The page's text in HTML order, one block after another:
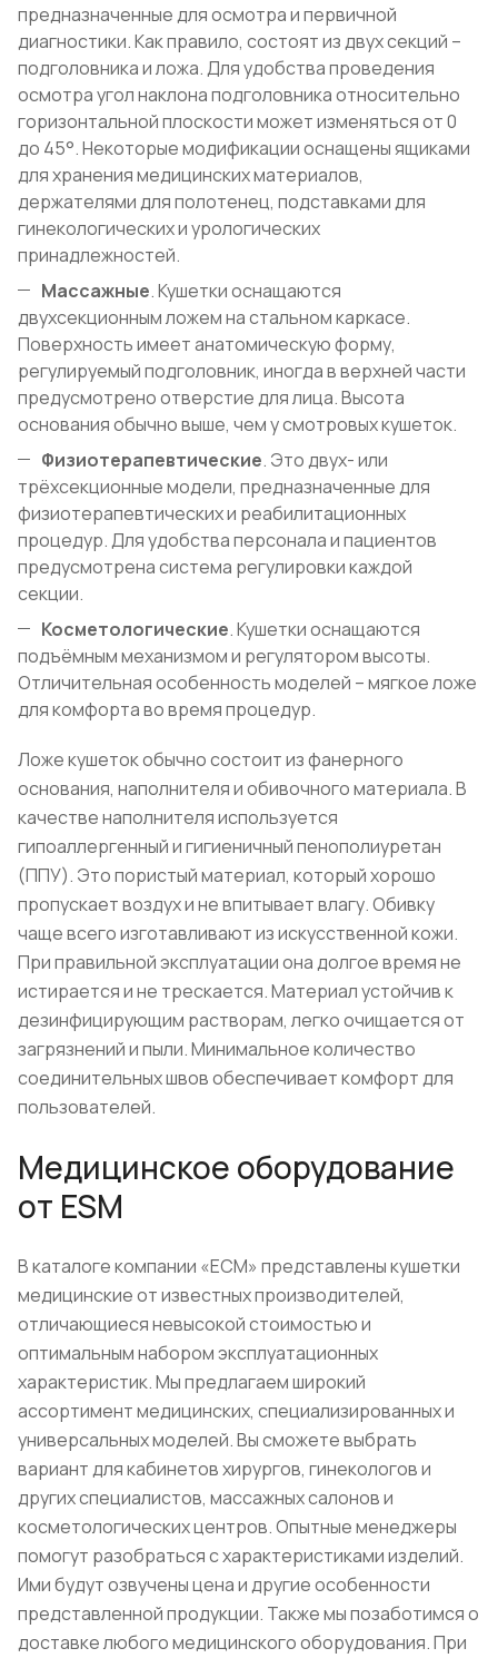
предназначенные для осмотра и первичной
диагностики. Как правило, состоят из двух секций –
подголовника и ложа. Для удобства проведения
осмотра угол наклона подголовника относительно
горизонтальной плоскости может изменяться от 0
до 45°. Некоторые модификации оснащены ящиками
для хранения медицинских материалов,
держателями для полотенец, подставками для
гинекологических и урологических
принадлежностей.
Массажные. Кушетки оснащаются
двухсекционным ложем на стальном каркасе.
Поверхность имеет анатомическую форму,
регулируемый подголовник, иногда в верхней части
предусмотрено отверстие для лица. Высота
основания обычно выше, чем у смотровых кушеток.
Физиотерапевтические. Это двух- или
трёхсекционные модели, предназначенные для
физиотерапевтических и реабилитационных
процедур. Для удобства персонала и пациентов
предусмотрена система регулировки каждой
секции.
Косметологические. Кушетки оснащаются
подъёмным механизмом и регулятором высоты.
Отличительная особенность моделей – мягкое ложе
для комфорта во время процедур.
Ложе кушеток обычно состоит из фанерного
основания, наполнителя и обивочного материала. В
качестве наполнителя используется
гипоаллергенный и гигиеничный пенополиуретан
(ППУ). Это пористый материал, который хорошо
пропускает воздух и не впитывает влагу. Обивку
чаще всего изготавливают из искусственной кожи.
При правильной эксплуатации она долгое время не
истирается и не трескается. Материал устойчив к
дезинфицирующим растворам, легко очищается от
загрязнений и пыли. Минимальное количество
соединительных швов обеспечивает комфорт для
пользователей.
Медицинское оборудование
от ESM
Вкаталогекомпании «ЕСМ» представлены кушетки
медицинские от известных производителей,
отличающиеся невысокой стоимостью и
оптимальным набором эксплуатационных
характеристик. Мы предлагаем широкий
ассортимент медицинских, специализированных и
универсальныхмоделей. Вы сможете выбрать
вариантдля кабинетов хирургов, гинекологов и
других специалистов, массажных салонов и
косметологических центров. Опытныеменеджеры
помогут разобраться с характеристиками изделий.
Ими будут озвучены цена и другие особенности
представленной продукции. Также мы позаботимся о
доставке любого медицинского оборудования. При